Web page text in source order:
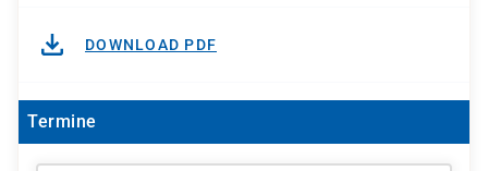
DOWNLOAD PDF
Termine